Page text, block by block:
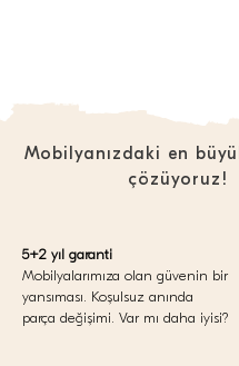
Mobilyanızdaki en
çözüyoruz!
5+2 yıl garanti
Mobilyalarımıza olan güvenin bir
yansıması. Koşulsuz anında
parça değişimi. Var mı daha iyisi?